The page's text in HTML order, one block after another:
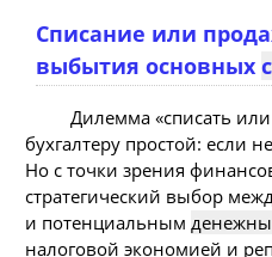
Списание или
выбытия основных
Дилемма «списать или
бухгалтеру простой: если
Но с точки зрения
стратегический выбор
и потенциальным
налоговой экономией и